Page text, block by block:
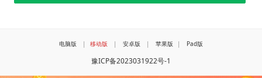
电脑版 | 移动版 | 安卓版 | 苹果版 | Pad版
豫ICP备2023031922号-1